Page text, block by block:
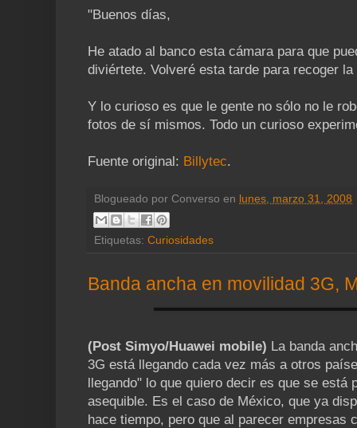
"Buenos días,
He atado al banco esta cámara para que
diviértete. Volveré esta tarde para recoger la
Y lo curioso es que le gente no sólo no le
fotos de sí mismos. Todo un curioso
Fuente original: Billytec.
Blogueado por Converso en lunes, marzo 31, 2008
Etiquetas: Curiosidades
Banda ancha en movilidad 3G,
(Post Simyo/Huawei mobile) La banda
3G está llegando cada vez más a otros
llegando" lo que quiero decir es que se está
asequible. Es el caso de México, que ya
hace tiempo, pero que al parecer empresas